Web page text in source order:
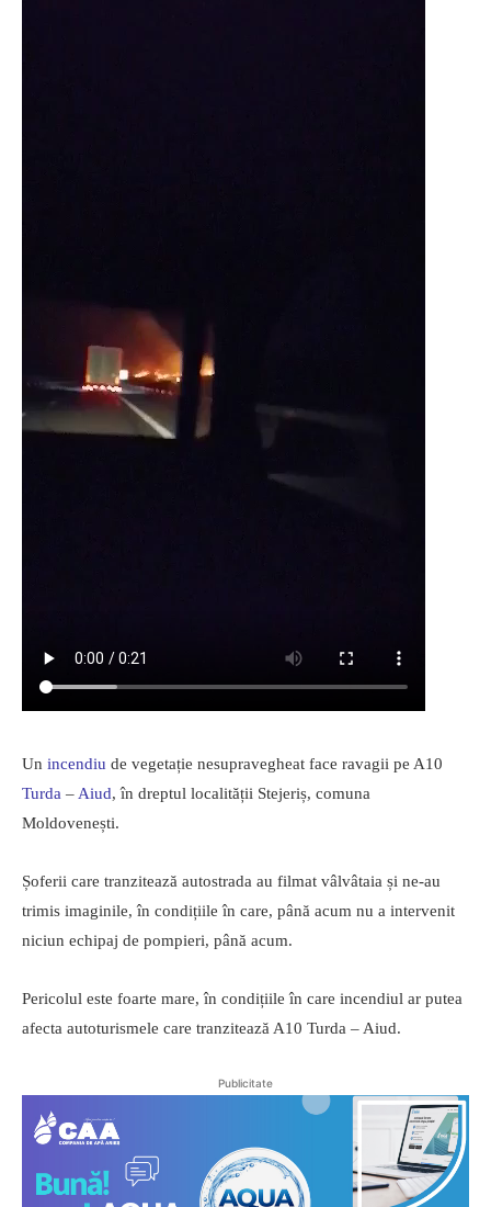
Un incendiu de vegetație nesupravegheat face ravagii pe A10
Turda – Aiud, în dreptul localității Stejeriș, comuna
Moldovenești.
Șoferii care tranzitează autostrada au filmat vâlvâtaia și ne-au
trimis imaginile, în condițiile în care, până acum nu a intervenit
niciun echipaj de pompieri, până acum.
Pericolul este foarte mare, în condițiile în care incendiul ar putea
afecta autoturismele care tranzitează A10 Turda – Aiud.
Publicitate